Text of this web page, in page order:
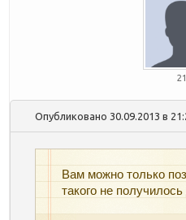
21
Опубликовано 30.09.2013 в
Вам можно только
такого не